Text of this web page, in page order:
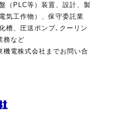
（PLC等）装置、設計、製
気工作物）、保守委託業
槽、圧送ポンプ､クーリン
務など
機電株式会社までお問い合